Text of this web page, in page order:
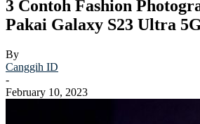
3 Contoh Fashion
Pakai Galaxy S23 Ultra
By
Canggih ID
-
February 10, 2023